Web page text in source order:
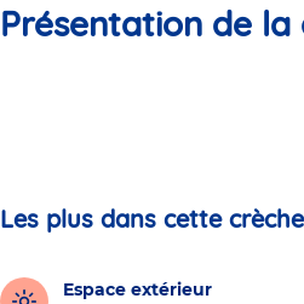
Présentation de
Les plus dans cette crèche
Espace extérieur